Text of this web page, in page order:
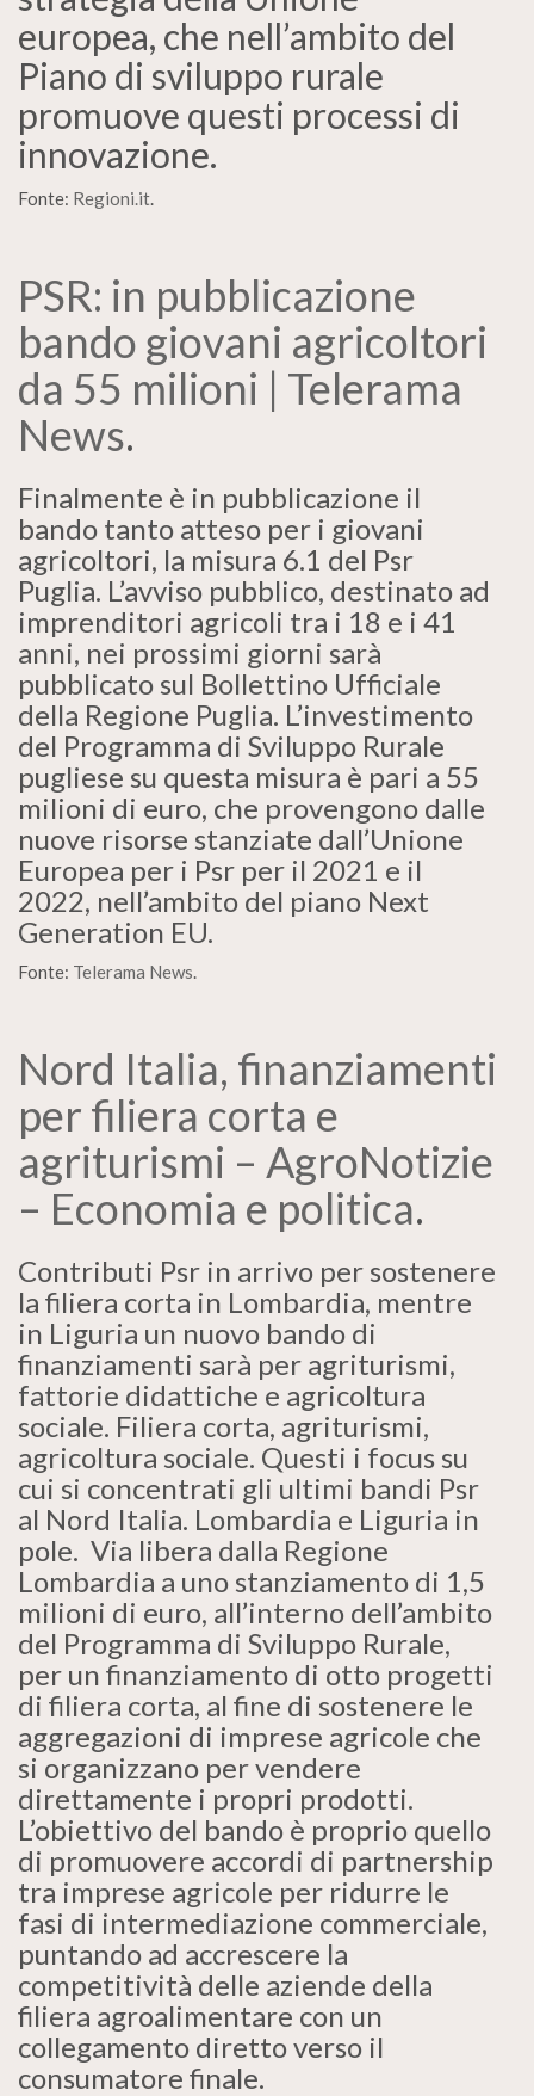
europea, che nell’ambito del
Piano di sviluppo rurale
promuove questi processi di
innovazione.
Fonte: Regioni.it.
PSR: in pubblicazione
bando giovani agricoltori
da 55 milioni | Telerama
News.
Finalmente è in pubblicazione il
bando tanto atteso per i giovani
agricoltori, la misura 6.1 del Psr
Puglia. L’avviso pubblico, destinato ad
imprenditori agricoli tra i 18 e i 41
anni, nei prossimi giorni sarà
pubblicato sul Bollettino Ufficiale
della Regione Puglia. L’investimento
del Programma di Sviluppo Rurale
pugliese su questa misura è pari a 55
milioni di euro, che provengono dalle
nuove risorse stanziate dall’Unione
Europea per i Psr per il 2021 e il
2022, nell’ambito del piano Next
Generation EU.
Fonte: Telerama News.
Nord Italia, finanziamenti
per filiera corta e
agriturismi – AgroNotizie
– Economia e politica.
Contributi Psr in arrivo per sostenere
la filiera corta in Lombardia, mentre
in Liguria un nuovo bando di
finanziamenti sarà per agriturismi,
fattorie didattiche e agricoltura
sociale. Filiera corta, agriturismi,
agricoltura sociale. Questi i focus su
cui si concentrati gli ultimi bandi Psr
al Nord Italia. Lombardia e Liguria in
pole. Via libera dalla Regione
Lombardia a uno stanziamento di 1,5
milioni di euro, all’interno dell’ambito
del Programma di Sviluppo Rurale,
per un finanziamento di otto progetti
di filiera corta, al fine di sostenere le
aggregazioni di imprese agricole che
si organizzano per vendere
direttamente i propri prodotti.
L’obiettivo del bando è proprio quello
di promuovere accordi di partnership
tra imprese agricole per ridurre le
fasi di intermediazione commerciale,
puntando ad accrescere la
competitività delle aziende della
filiera agroalimentare con un
collegamento diretto verso il
consumatore finale.